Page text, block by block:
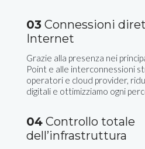
03 Connessioni
Internet
Grazie alla presenza nei
Point e alle interconnessioni
operatori e cloud provider,
digitali e ottimizziamo ogni
04 Controllo totale
dell’infrastruttura